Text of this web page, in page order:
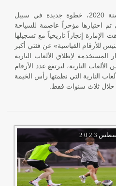
وقد شهدت احتفالية رأس السنة 2020، خطوة جديدة في سبيل
اختيارها مؤخراً عاصمة للسياحة
2020، حيث حققت الإمارة إنجازاً تاريخياً مع تسجيلها
للأرقام القياسية» عن فئتي أكبر
لإطلاق الألعاب النارية
النارية، ليرتفع عدد الأرقام
النارية التي نظمتها رأس الخيمة
ثلاث سنوات فقط.
2 0 2 3